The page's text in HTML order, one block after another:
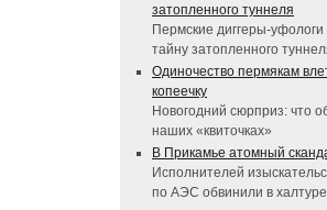
затопленного туннеля
Пермские диггеры-
тайну затопленного
Одиночество пермякам
копеечку
Новогодний сюрприз: что
наших «квиточках»
В Прикамье атомный
Исполнителей
по АЭС обвинили в халтуре